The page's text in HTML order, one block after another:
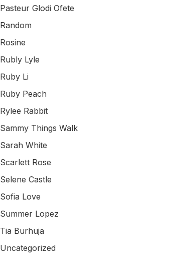
Pasteur Glodi Ofete
Random
Rosine
Rubly Lyle
Ruby Li
Ruby Peach
Rylee Rabbit
Sammy Things Walk
Sarah White
Scarlett Rose
Selene Castle
Sofia Love
Summer Lopez
Tia Burhuja
Uncategorized